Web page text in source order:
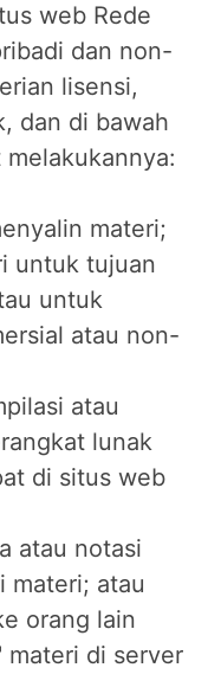
web Rede
dan non-
lisensi,
dan di bawah
materi;
untuk tujuan
untuk
atau non-
atau
lunak
di situs web
atau notasi
materi; atau
orang lain
materi di server